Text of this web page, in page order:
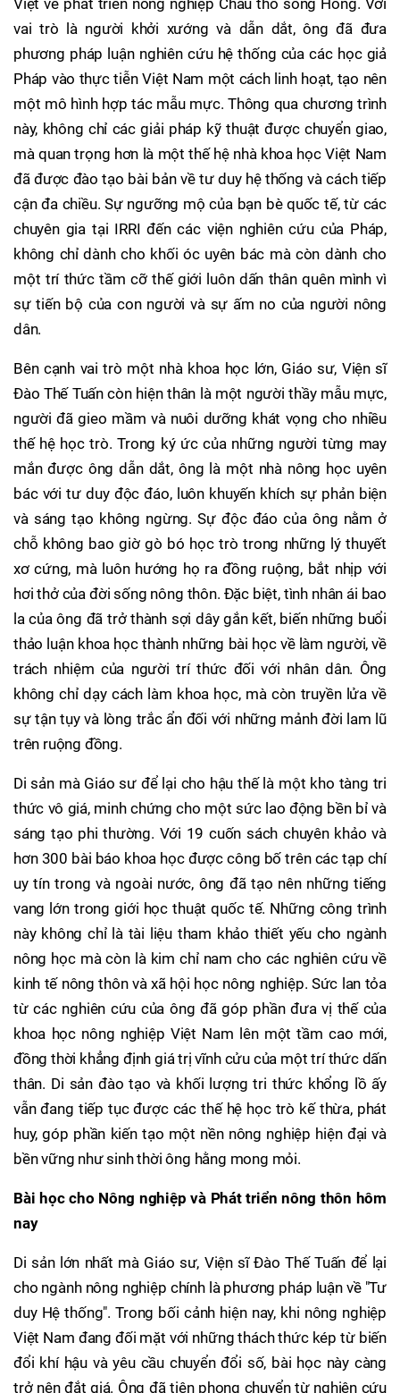
Việt về phát triển nông nghiệp Châu thổ sông Hồng. Với
vai trò là người khởi xướng và dẫn dắt, ông đã đưa
phương pháp luận nghiên cứu hệ thống của các học giả
Pháp vào thực tiễn Việt Nam một cách linh hoạt, tạo nên
một mô hình hợp tác mẫu mực. Thông qua chương trình
này, không chỉ các giải pháp kỹ thuật được chuyển giao,
mà quan trọng hơn là một thế hệ nhà khoa học Việt Nam
đã được đào tạo bài bản về tư duy hệ thống và cách tiếp
cận đa chiều. Sự ngưỡng mộ của bạn bè quốc tế, từ các
chuyên gia tại IRRI đến các viện nghiên cứu của Pháp,
không chỉ dành cho khối óc uyên bác mà còn dành cho
một trí thức tầm cỡ thế giới luôn dấn thân quên mình vì
sự tiến bộ của con người và sự ấm no của người nông
dân.
Bên cạnh vai trò một nhà khoa học lớn, Giáo sư, Viện sĩ
Đào Thế Tuấn còn hiện thân là một người thầy mẫu mực,
người đã gieo mầm và nuôi dưỡng khát vọng cho nhiều
thế hệ học trò. Trong ký ức của những người từng may
mắn được ông dẫn dắt, ông là một nhà nông học uyên
bác với tư duy độc đáo, luôn khuyến khích sự phản biện
và sáng tạo không ngừng. Sự độc đáo của ông nằm ở
chỗ không bao giờ gò bó học trò trong những lý thuyết
xơ cứng, mà luôn hướng họ ra đồng ruộng, bắt nhịp với
hơi thở của đời sống nông thôn. Đặc biệt, tình nhân ái bao
la của ông đã trở thành sợi dây gắn kết, biến những buổi
thảo luận khoa học thành những bài học về làm người, về
trách nhiệm của người trí thức đối với nhân dân. Ông
không chỉ dạy cách làm khoa học, mà còn truyền lửa về
sự tận tụy và lòng trắc ẩn đối với những mảnh đời lam lũ
trên ruộng đồng.
Di sản mà Giáo sư để lại cho hậu thế là một kho tàng tri
thức vô giá, minh chứng cho một sức lao động bền bỉ và
sáng tạo phi thường. Với 19 cuốn sách chuyên khảo và
hơn 300 bài báo khoa học được công bố trên các tạp chí
uy tín trong và ngoài nước, ông đã tạo nên những tiếng
vang lớn trong giới học thuật quốc tế. Những công trình
này không chỉ là tài liệu tham khảo thiết yếu cho ngành
nông học mà còn là kim chỉ nam cho các nghiên cứu về
kinh tế nông thôn và xã hội học nông nghiệp. Sức lan tỏa
từ các nghiên cứu của ông đã góp phần đưa vị thế của
khoa học nông nghiệp Việt Nam lên một tầm cao mới,
đồng thời khẳng định giá trị vĩnh cửu của một trí thức dấn
thân. Di sản đào tạo và khối lượng tri thức khổng lồ ấy
vẫn đang tiếp tục được các thế hệ học trò kế thừa, phát
huy, góp phần kiến tạo một nền nông nghiệp hiện đại và
bền vững như sinh thời ông hằng mong mỏi.
Bài học cho Nông nghiệp và Phát triển nông thôn hôm
nay
Di sản lớn nhất mà Giáo sư, Viện sĩ Đào Thế Tuấn để lại
cho ngành nông nghiệp chính là phương pháp luận về "Tư
duy Hệ thống". Trong bối cảnh hiện nay, khi nông nghiệp
Việt Nam đang đối mặt với những thách thức kép từ biến
đổi khí hậu và yêu cầu chuyển đổi số, bài học này càng
trở nên đắt giá. Ông đã tiên phong chuyển từ nghiên cứu